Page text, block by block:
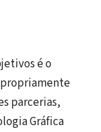
é o
parcerias,
Gráfica